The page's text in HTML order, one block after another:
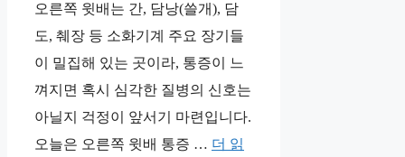
오른쪽 윗배는 간, 담낭(쓸개), 담
도, 췌장 등 소화기계 주요 장기들
이 밀집해 있는 곳이라, 통증이 느
껴지면 혹시 심각한 질병의 신호는
아닐지 걱정이 앞서기 마련입니다.
오늘은 오른쪽 윗배 통증 … 더 읽